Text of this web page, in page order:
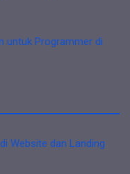
untuk Programmer di
Website dan Landing